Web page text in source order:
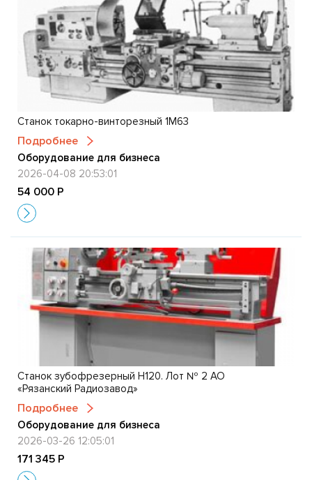
Станок токарно-винторезный 1M63
Подробнее
Оборудование для бизнеса
2026-04-08 20:53:01
54 000 Р
Станок зубофрезерный Н120. Лот № 2 АО
«Рязанский Радиозавод»
Подробнее
Оборудование для бизнеса
2026-03-26 12:05:01
171 345 Р